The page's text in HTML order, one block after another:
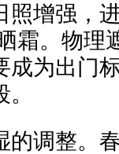
照增强，
霜。物理
成为出门
调整。春